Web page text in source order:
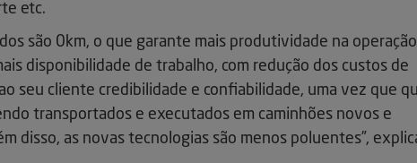
etc.
são 0km, o que garante mais produtividade na
disponibilidade de trabalho, com redução dos custos de
seu cliente credibilidade e confiabilidade, uma vez que
transportados e executados em caminhões novos e
disso, as novas tecnologias são menos poluentes”,